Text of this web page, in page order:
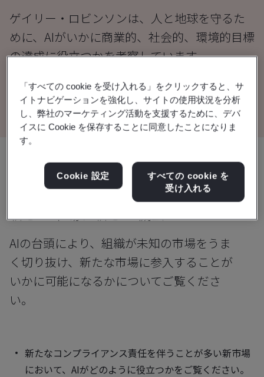
ゲイリー・ロビンソンは、人と地球を守るた
めに、AIがいかに商業的、社会的、環境的目標
の達成に役立つかを考察しています。
ホワイトペーパーを読む
新しい市場、新しい機会
AIの台頭により、組織が未知の市場をうま
く切り抜け、新たな市場に参入することが
いかに可能になるかについてご覧くださ
い。
新たなコンプライアンス責任を伴うことが多い新市場
において、AIがどのように役立つかをご覧ください。
「すべての cookie を受け入れる」をクリックすると、サ
イトナビゲーションを強化し、サイトの使用状況を分析
し、弊社のマーケティング活動を支援するために、デバ
イスに Cookie を保存することに同意したことになりま
す。
Cookie 設定
すべての cookie を
受け入れる